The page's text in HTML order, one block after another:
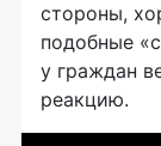
стороны,
подобные
у граждан
реакцию.